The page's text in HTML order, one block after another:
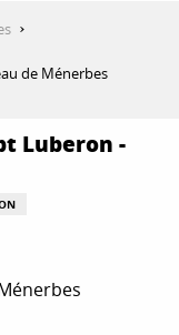
de Ménerbes
Luberon -